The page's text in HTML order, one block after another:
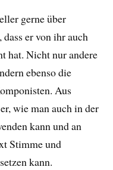
gerne über
er von ihr auch
hat. Nicht nur andere
ebenso die
Aus
wie man auch in der
kann und an
Stimme und
kann.